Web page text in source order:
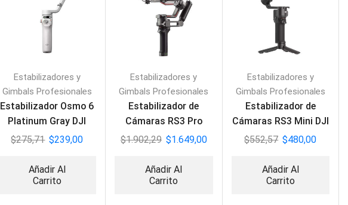
Estabilizadores y
Gimbals Profesionales
Estabilizador Osmo 6
Platinum Gray DJI
$275,71 $239,00
Añadir Al
Carrito
Estabilizadores y
Gimbals Profesionales
Estabilizador de
Cámaras RS3 Pro
Combo DJI
$1.902,29 $1.649,00
Añadir Al
Carrito
Estabilizadores y
Gimbals Profesionales
Estabilizador de
Cámaras RS3 Mini DJI
$552,57 $480,00
Añadir Al
Carrito